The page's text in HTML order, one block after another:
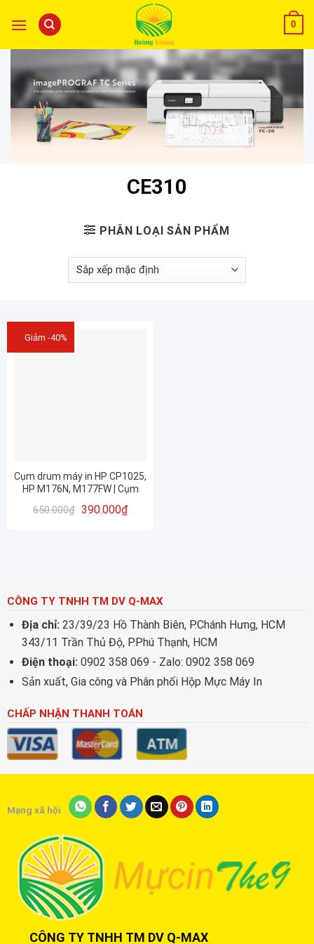
0
CE310
PHÂN LOẠI SẢN PHẨM
Giảm -40%
Cụm drum máy in HP CP1025,
HP M176N, M177FW | Cụm
khẩu Mới 100% CHẤT LƯỢNG
650.000₫ 390.000₫
CÔNG TY TNHH TM DV Q-MAX
Địa chỉ: 23/39/23 Hồ Thành Biên, P.Chánh Hưng, HCM
343/11 Trần Thủ Độ, P.Phú Thạnh, HCM
Điện thoại: 0902 358 069 - Zalo: 0902 358 069
Sản xuất, Gia công và Phân phối Hộp Mực Máy In
CHẤP NHẬN THANH TOÁN
Mạng xã hội
CÔNG TY TNHH TM DV Q-MAX